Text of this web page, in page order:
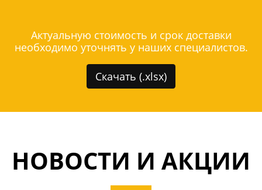
Актуальную стоимость и срок доставки
необходимо уточнять у наших специалистов.
Скачать (.xlsx)
НОВОСТИ И АКЦИИ